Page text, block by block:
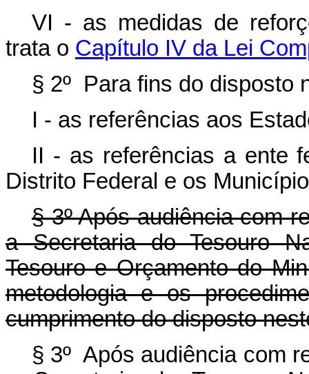
VI - as medidas de
trata o Capítulo IV da Lei
§ 2º Para fins do disposto
I - as referências aos
II - as referências a ente
Distrito Federal e os
§ 3º Após audiência com
a Secretaria do Tesouro
Tesouro e Orçamento do
metodologia e os
cumprimento do disposto
§ 3º Após audiência com